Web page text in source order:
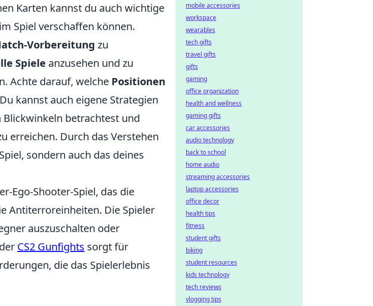
Karten kannst du auch wichtige
Spiel verschaffen können.
Vorbereitung zu
Spiele anzusehen und zu
Achte darauf, welche Positionen
kannst auch eigene Strategien
betrachtest und
erreichen. Durch das Verstehen
sondern auch das deines
Ego-Shooter-Spiel, das die
Antiterroreinheiten. Die Spieler
auszuschalten oder
CS2 Gunfights sorgt für
die das Spielerlebnis
mobile accessories
workspace
wearables
tech gifts
travel gifts
gifts
gaming
office organization
health and wellness
gaming gifts
car accessories
audio technology
back to school
home audio
streaming accessories
laptop accessories
office decor
health tips
fitness
student gifts
biking
student resources
kids technology
tech reviews
vlogging tips